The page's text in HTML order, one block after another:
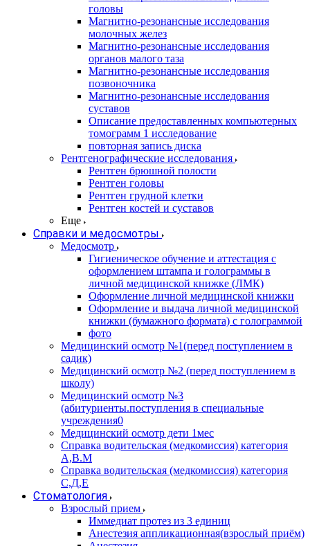
головы
Магнитно-резонансные исследования
молочных желез
Магнитно-резонансные исследования
органов малого таза
Магнитно-резонансные исследования
позвоночника
Магнитно-резонансные исследования
суставов
Описание предоставленных компьютерных
томограмм 1 исследование
повторная запись диска
Рентгенографические исследования
Рентген брюшной полости
Рентген головы
Рентген грудной клетки
Рентген костей и суставов
Еще
Справки и медосмотры
Медосмотр
Гигиеническое обучение и аттестация с
оформлением штампа и голограммы в
личной медицинской книжке (ЛМК)
Оформление личной медицинской книжки
Оформление и выдача личной медицинской
книжки (бумажного формата) с голограммой
фото
Медицинский осмотр №1(перед поступлением в
садик)
Медицинский осмотр №2 (перед поступлением в
школу)
Медицинский осмотр №3
(абитуриенты.поступления в специальные
учреждения0
Медицинский осмотр дети 1мес
Справка водительская (медкомиссия) категория
А,В.М
Справка водительская (медкомиссия) категория
С,Д,Е
Стоматология
Взрослый прием
Иммедиат протез из 3 единиц
Анестезия аппликационная(взрослый приём)